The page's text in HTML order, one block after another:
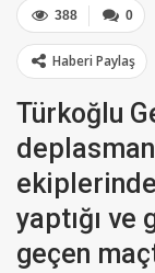
0
388
Haberi Paylaş
Türkoğlu
yaptığı
geçen